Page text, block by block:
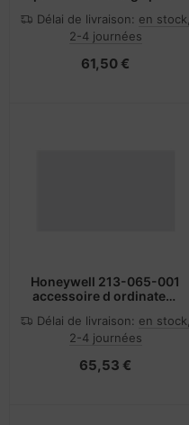
d'impression 1 pièce(s)
Délai de livraison: en stock,
2-4 journées
61,50 €
Honeywell 213-065-001
accessoire d ordinateur
Délai de livraison: en stock,
2-4 journées
65,53 €